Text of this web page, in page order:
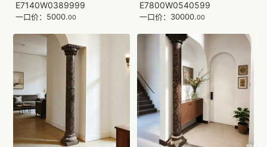
E7140W0389999
一口价：5000.00
E7800W0540599
一口价：30000.00